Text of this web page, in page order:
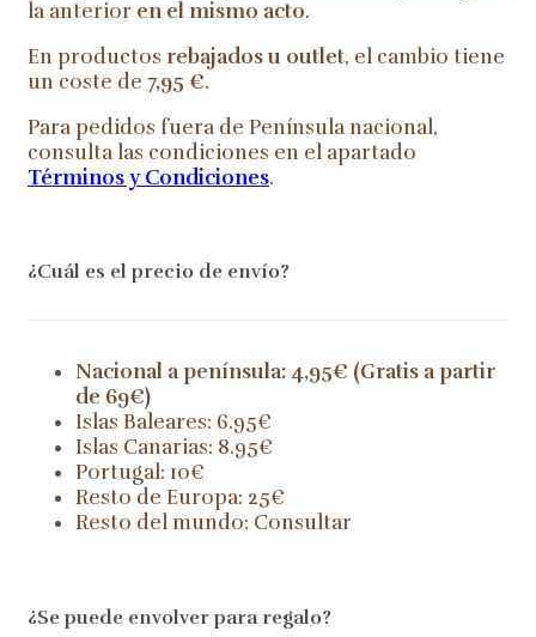
la anterior en el mismo acto.
En productos rebajados u outlet, el cambio tiene
un coste de 7,95 €.
Para pedidos fuera de Península nacional,
consulta las condiciones en el apartado
Términos y Condiciones.
¿Cuál es el precio de envío?
Nacional a península: 4,95€ (Gratis a partir
de 69€)
Islas Baleares: 6.95€
Islas Canarias: 8.95€
Portugal: 10€
Resto de Europa: 25€
Resto del mundo: Consultar
¿Se puede envolver para regalo?